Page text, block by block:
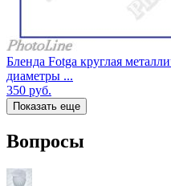
Бленда Fotga круглая
диаметры ...
350 руб.
Показать еще
Вопросы